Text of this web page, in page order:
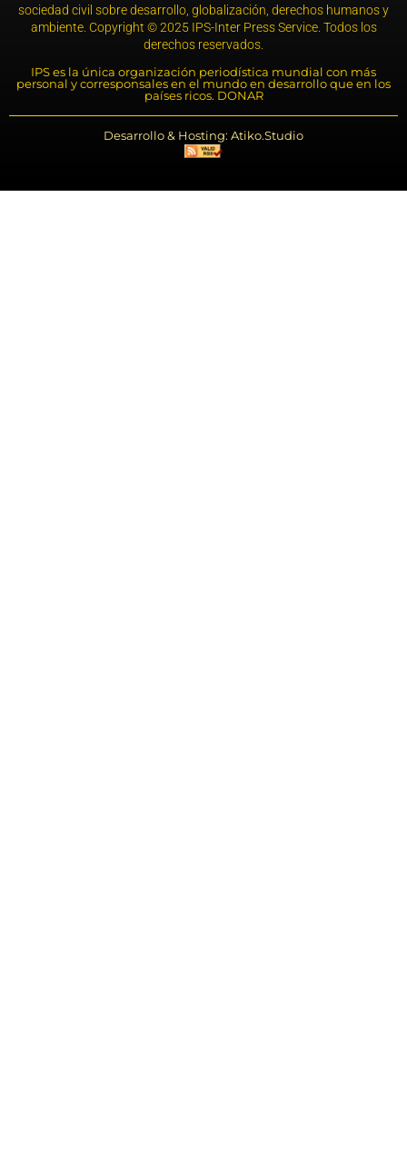
sociedad civil sobre desarrollo, globalización, derechos humanos y
ambiente. Copyright © 2025 IPS-Inter Press Service. Todos los
derechos reservados.
IPS es la única organización periodística mundial con más
personal y corresponsales en el mundo en desarrollo que en los
países ricos. DONAR
Desarrollo & Hosting: Atiko.Studio